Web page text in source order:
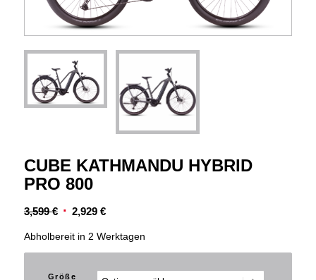
CUBE KATHMANDU HYBRID
PRO 800
3,599€ Ursprünglicher
2,929 €Aktueller
Abholbereit in 2 Werktagen
Größe